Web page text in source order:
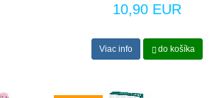
10,90 EUR
Viac info do košíka